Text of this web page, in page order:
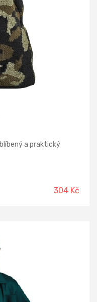
a praktický
304 Kč